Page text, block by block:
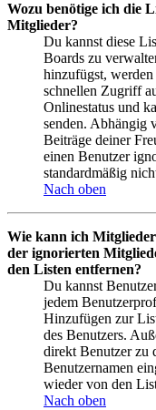
Wozu benötige ich die
Mitglieder?
Du kannst diese
Boards zu
hinzufügst,
schnellen Zugriff
Onlinestatus und
senden. Abhängig
Beiträge deiner
einen Benutzer
standardmäßig
Nach oben
Wie kann ich
der ignorierten
den Listen entfernen?
Du kannst
jedem
Hinzufügen zur
des Benutzers.
direkt Benutzer zu
Benutzernamen
wieder von den
Nach oben